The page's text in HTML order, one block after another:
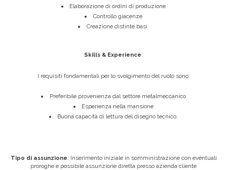
Elaborazione di ordini di produzione
Controllo giacenze
Creazione distinte basi.
Skills & Experience:
I requisiti fondamentali per lo svolgimento del ruolo sono:
Preferibile provenienza dal settore metalmeccanico
Esperienza nella mansione
Buona capacità di lettura del disegno tecnico.
Tipo di assunzione: Inserimento iniziale in somministrazione con eventuali
proroghe e possibile assunzione diretta presso azienda cliente